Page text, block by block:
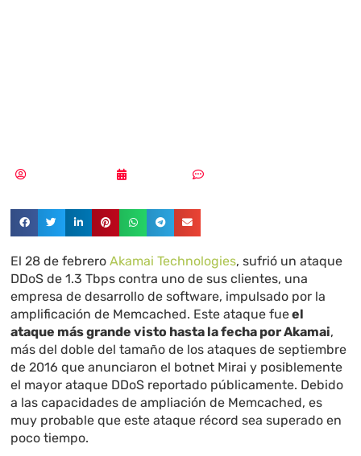
El 28 de febrero Akamai Technologies, sufrió un ataque
DDoS de 1.3 Tbps contra uno de sus clientes, una
empresa de desarrollo de software, impulsado por la
amplificación de Memcached. Este ataque fueel
ataque más grande visto hasta la fecha por Akamai,
más del doble del tamaño de los ataques de septiembre
de 2016 que anunciaron el botnet Mirai y posiblemente
el mayor ataque DDoS reportado públicamente. Debido
a las capacidades de ampliación de Memcached, es
muy probable que este ataque récord sea superado en
poco tiempo.